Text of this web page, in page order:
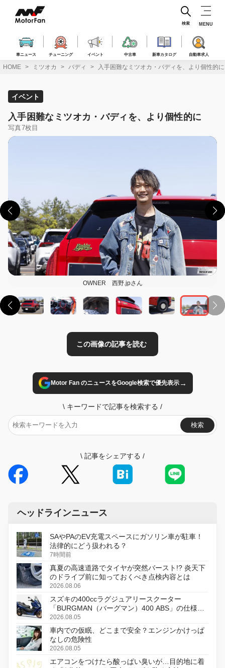
ス
車ニュース チューニング イベント 中古車 新車カタログ 自動車求人
検索 MENU
HOME ミツオカ バディ 入手困難なミツオカ・バディを、より個性的に
イベント
入手困難なミツオカ・バディを、より個性的に
写真7枚目
OWNER 西野.jpさん
この画像の記事を読む
Motor Fan のニュースをGoogle検索で優先表示→
\ キーワードで記事を検索する /
検索
\ 記事をシェアする /
ヘッドラインニュース
SAやPAのEV充電スペースにガソリン車が駐車！
法律的にどう扱われる？
7時間前
真夏の高速道路でタイヤが突然バースト!? 炎天下
のドライブ前に知っておくべき点検内容とは
2026.08.06
スズキの400ccラグジュアリースクーター
「BURGMAN（バーグマン）400 ABS」の仕様を
変更し、8月18日に発売
2026.08.05
車内での仮眠、どこまで安全？エンジンかけっぱ
なしの危険性
2026.08.05
エアコンをつけたら酸っぱい臭いが…目的地に着